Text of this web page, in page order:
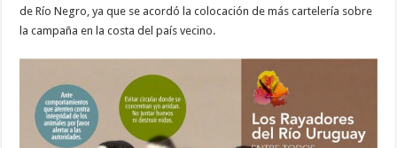
de Río Negro, ya que se acordó la colocación de más cartelería sobre
la campaña en la costa del país vecino.